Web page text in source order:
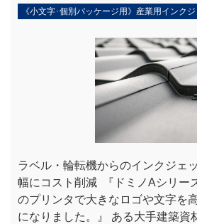
《小文字･個別パッケージ用》産業用インク
ラベル・輪転機からのインクジェ
幅にコスト削減 『ドミノAシリー
のプリンタで大きなロゴや文字を
になりました。』 ある大手建築資